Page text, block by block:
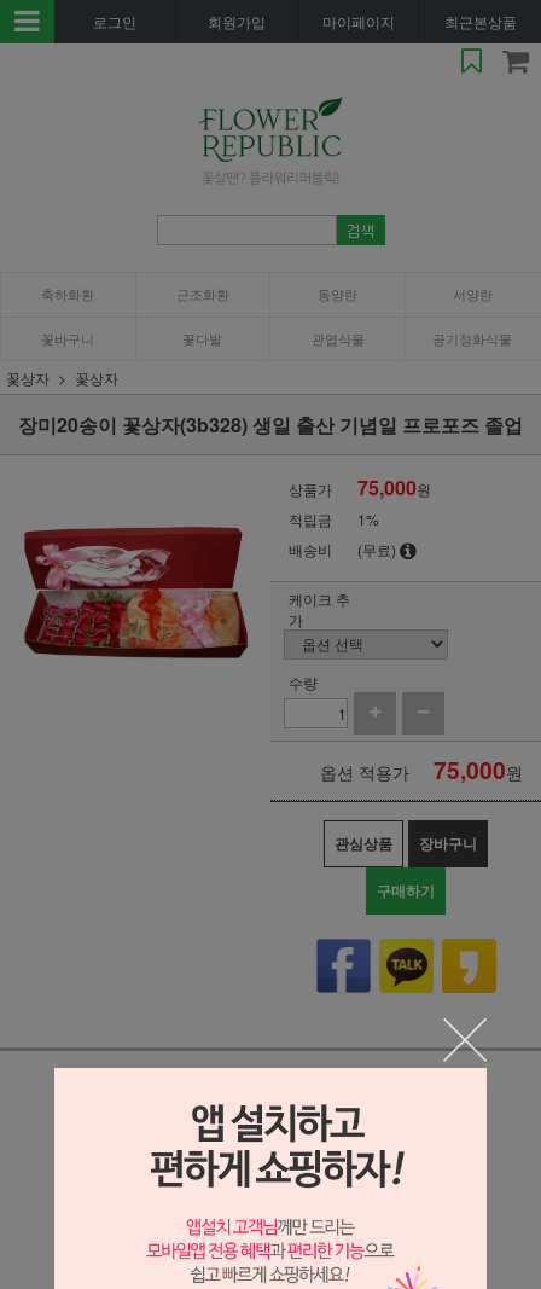
로그인 회원가입 마이페이지 최근본상품
축하화환 근조화환 동양란 서양란
꽃바구니 꽃다발 관엽식물 공기정화식물
꽃상자 꽃상자
장미20송이 꽃상자(3b328) 생일 출산 기념일 프로포즈 졸업
상품가 75,000원
적립금
1%
배송비
(무료)
케이크 추
가
수량
옵션 적용가 75,000원
관심상품 장바구니
구매하기
상세정보 새창 열기
상세 정보를 확대해 보실 수 있습니다.
※ 필독해주세요 ※
장미는 시세 변동에 따라 가격이 달라질 수 있으니